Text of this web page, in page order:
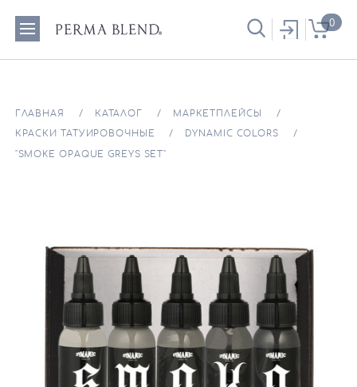
0
ГЛАВНАЯ КАТАЛОГ МАРКЕТПЛЕЙСЫ
КРАСКИ ТАТУИРОВОЧНЫЕ DYNAMIC COLORS
"SMOKE OPAQUE GREYS SET"